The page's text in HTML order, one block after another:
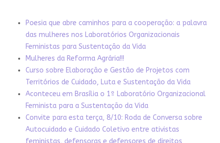
Poesia que abre caminhos para a cooperação: a palavra
das mulheres nos Laboratórios Organizacionais
Feministas para Sustentação da Vida
Mulheres da Reforma Agrária!!!
Curso sobre Elaboração e Gestão de Projetos com
Territórios de Cuidado, Luta e Sustentação da Vida
Aconteceu em Brasília o 1º Laboratório Organizacional
Feminista para a Sustentação da Vida
Convite para esta terça, 8/10: Roda de Conversa sobre
Autocuidado e Cuidado Coletivo entre ativistas